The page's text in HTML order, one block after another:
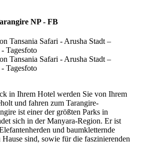
NP - FB
in Ihrem Hotel werden Sie von Ihrem
und fahren zum Tarangire-
ist einer der größten Parks in
sich in der Manyara-Region. Er ist
und baumkletternde
sind, sowie für die faszinierenden